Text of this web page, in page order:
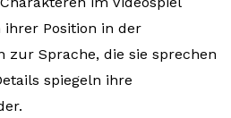
ihrer Position in der
zur Sprache, die sie sprechen
spiegeln ihre